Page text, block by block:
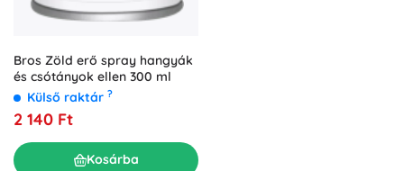
Bros Zöld erő spray hangyák
és csótányok ellen 300 ml
Külső raktár ?
2 140 Ft
Kosárba